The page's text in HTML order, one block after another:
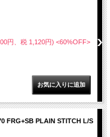
円、税 1,120円) <60%OFF>
FRG+SB PLAIN STITCH L/S